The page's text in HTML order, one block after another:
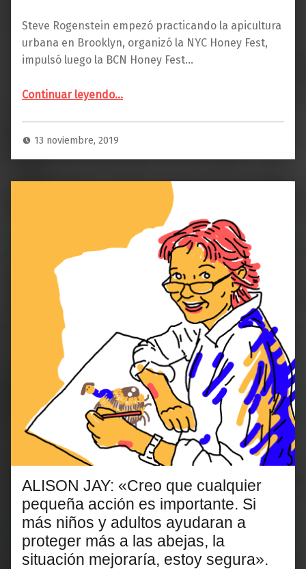
Steve Rogenstein empezó practicando la apicultura
urbana en Brooklyn, organizó la NYC Honey Fest,
impulsó luego la BCN Honey Fest…
Continuar leyendo…
13 noviembre, 2019
ALISON JAY: «Creo que cualquier
pequeña acción es importante. Si
más niños y adultos ayudaran a
proteger más a las abejas, la
situación mejoraría, estoy segura».